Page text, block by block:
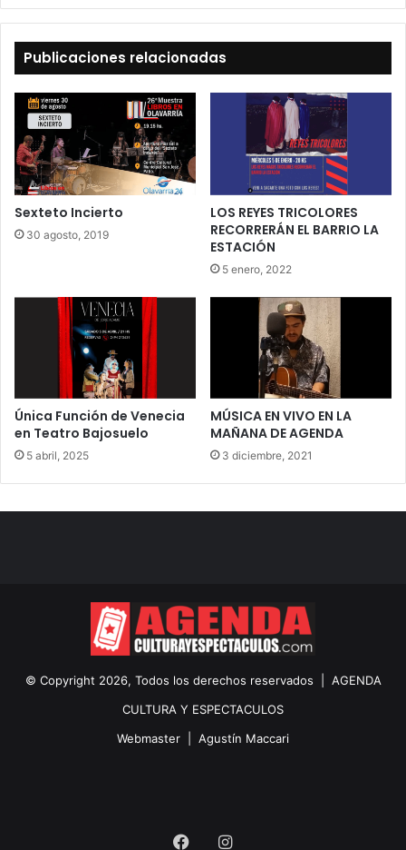
Publicaciones relacionadas
Sexteto Incierto
30 agosto, 2019
LOS REYES TRICOLORES
RECORRERÁN EL BARRIO LA
ESTACIÓN
5 enero, 2022
Única Función de Venecia
en Teatro Bajosuelo
5 abril, 2025
MÚSICA EN VIVO EN LA
MAÑANA DE AGENDA
3 diciembre, 2021
© Copyright 2026, Todos los derechos reservados | AGENDA
CULTURA Y ESPECTACULOS
Webmaster | Agustín Maccari